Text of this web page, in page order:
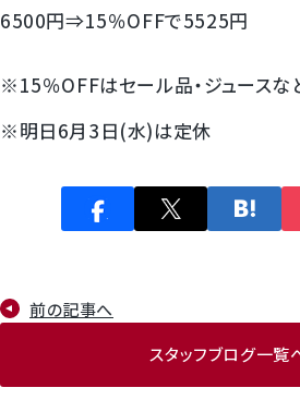
6500円⇒15％OFFで5525円
※15％OFFはセール品・ジュースな
※明日6月3日(水)は定休
前の記事へ
スタッフブログ一覧